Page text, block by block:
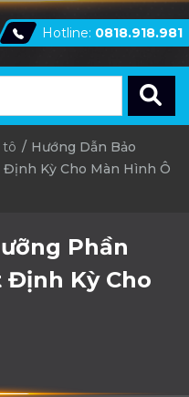
Hotline: 0818.918.981
tô
Hướng Dẫn Bảo
Kỳ Cho Màn Hình Ô
Phần
Định Kỳ Cho